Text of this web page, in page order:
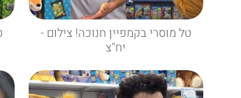
טל מוסרי בקמפיין חנוכה! צילום -
יח"צ